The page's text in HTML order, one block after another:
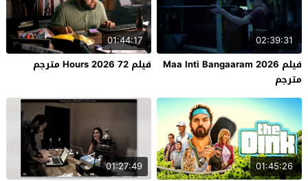
02:39:31
فيلم Maa Inti Bangaaram 2026
مترجم
01:44:17
فيلم 72 Hours 2026 مترجم
01:45:26
01:27:49